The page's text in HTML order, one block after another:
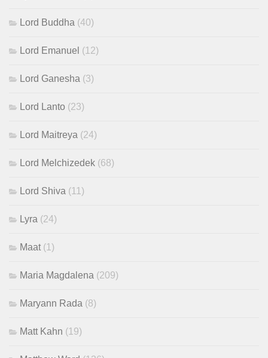
Lord Buddha (40)
Lord Emanuel (12)
Lord Ganesha (3)
Lord Lanto (23)
Lord Maitreya (24)
Lord Melchizedek (68)
Lord Shiva (11)
Lyra (24)
Maat (1)
Maria Magdalena (209)
Maryann Rada (8)
Matt Kahn (19)